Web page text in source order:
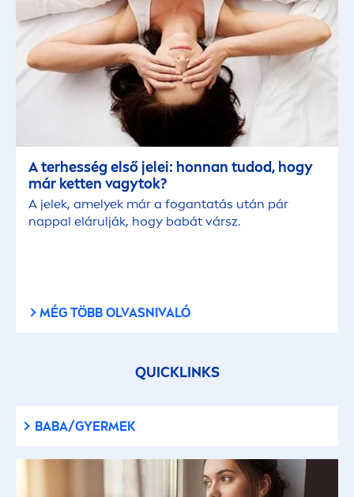
A terhesség első jelei: honnan tudod, hogy
már ketten vagytok?
A jelek, amelyek már a fogantatás után pár
nappal elárulják, hogy babát vársz.
MÉG TÖBB OLVASNIVALÓ
QUICKLINKS
BABA/GYERMEK